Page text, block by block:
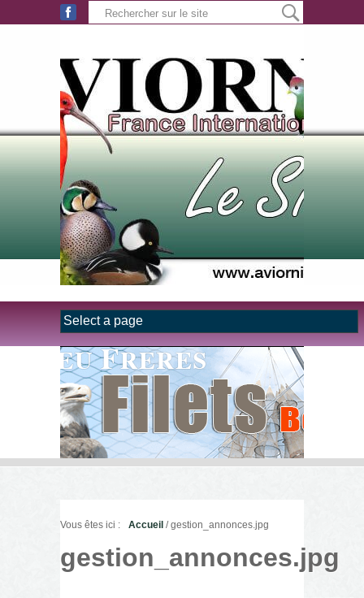
Aller au contenu principal
Vous êtes ici : Accueil / gestion_annonces.jpg
gestion_annonces.jpg